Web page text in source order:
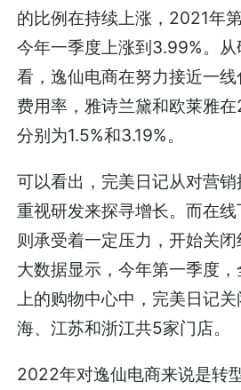
的比例在持续上涨，2021年
今年一季度上涨到3.99%。
看，逸仙电商在努力接近一
费用率，雅诗兰黛和欧莱雅
分别为1.5%和3.19%。
可以看出，完美日记从对营
重视研发来探寻增长。而在
则承受着一定压力，开始关
大数据显示，今年第一季度
上的购物中心中，完美日记
海、江苏和浙江共5家门店。
2022年对逸仙电商来说是转